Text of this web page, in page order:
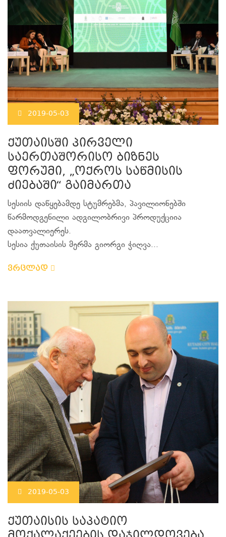
2019-05-03
ქუთაისში პირველი
საერთაშორისო ბიზნეს
ფორუმი, „ოქროს საწმისის
ძიებაში“ გაიმართა
სესიის დაწყებამდე სტუმრებმა, პავილიონებში
წარმოდგენილი ადგილობრივი პროდუქციია
დაათვალიერეს.
სესია ქუთაისის მერმა გიორგი ჭიღვა...
ვრცლად
2019-05-03
ქუთაისის საპატიო